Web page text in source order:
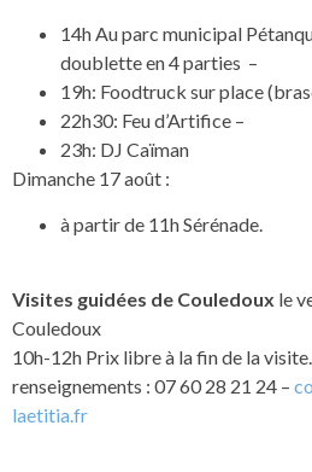
14h Au parc municipal
doublette en 4 parties –
19h: Foodtruck sur place
22h30: Feu d’Artifice –
23h: DJ Caïman
Dimanche 17 août :
à partir de 11h Sérénade.
Visites guidées de Couledoux le
Couledoux
10h-12h Prix libre à la fin de la
renseignements : 07 60 28 21 24 –
laetitia.fr